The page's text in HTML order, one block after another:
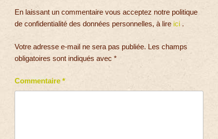
En laissant un commentaire vous acceptez notre politique
de confidentialité des données personnelles, à lire ici .
Votre adresse e-mail ne sera pas publiée. Les champs
obligatoires sont indiqués avec *
Commentaire *